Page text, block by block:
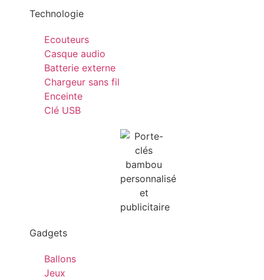
Technologie
Ecouteurs
Casque audio
Batterie externe
Chargeur sans fil
Enceinte
Clé USB
Gadgets
Ballons
Jeux